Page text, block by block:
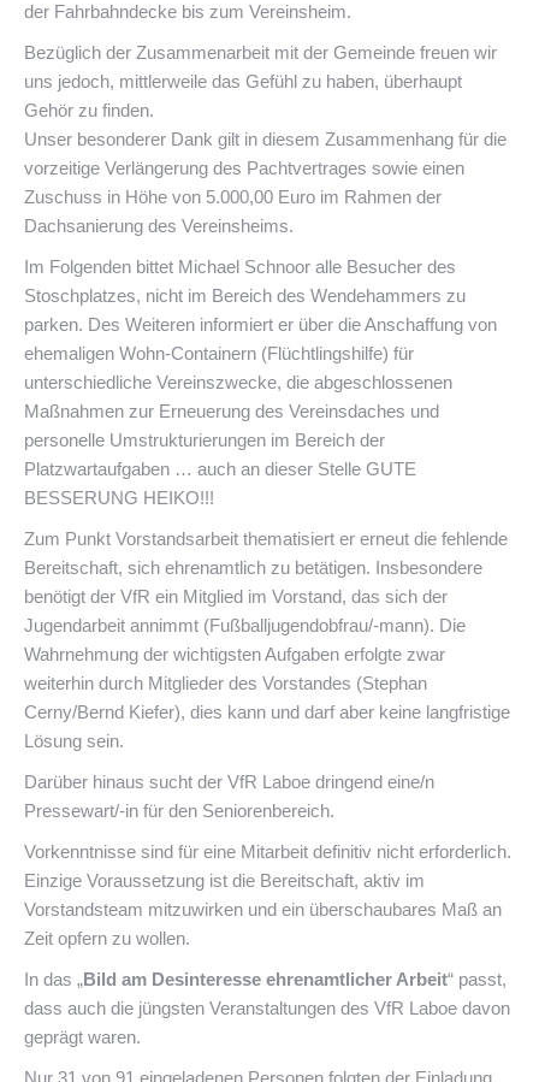
der Fahrbahndecke bis zum Vereinsheim.
Bezüglich der Zusammenarbeit mit der Gemeinde freuen wir
uns jedoch, mittlerweile das Gefühl zu haben, überhaupt
Gehör zu finden.
Unser besonderer Dank gilt in diesem Zusammenhang für die
vorzeitige Verlängerung des Pachtvertrages sowie einen
Zuschuss in Höhe von 5.000,00 Euro im Rahmen der
Dachsanierung des Vereinsheims.
Im Folgenden bittet Michael Schnoor alle Besucher des
Stoschplatzes, nicht im Bereich des Wendehammers zu
parken. Des Weiteren informiert er über die Anschaffung von
ehemaligen Wohn-Containern (Flüchtlingshilfe) für
unterschiedliche Vereinszwecke, die abgeschlossenen
Maßnahmen zur Erneuerung des Vereinsdaches und
personelle Umstrukturierungen im Bereich der
Platzwartaufgaben … auch an dieser Stelle GUTE
BESSERUNG HEIKO!!!
Zum Punkt Vorstandsarbeit thematisiert er erneut die fehlende
Bereitschaft, sich ehrenamtlich zu betätigen. Insbesondere
benötigt der VfR ein Mitglied im Vorstand, das sich der
Jugendarbeit annimmt (Fußballjugendobfrau/-mann). Die
Wahrnehmung der wichtigsten Aufgaben erfolgte zwar
weiterhin durch Mitglieder des Vorstandes (Stephan
Cerny/Bernd Kiefer), dies kann und darf aber keine langfristige
Lösung sein.
Darüber hinaus sucht der VfR Laboe dringend eine/n
Pressewart/-in für den Seniorenbereich.
Vorkenntnisse sind für eine Mitarbeit definitiv nicht erforderlich.
Einzige Voraussetzung ist die Bereitschaft, aktiv im
Vorstandsteam mitzuwirken und ein überschaubares Maß an
Zeit opfern zu wollen.
In das „Bild am Desinteresse ehrenamtlicher Arbeit“ passt,
dass auch die jüngsten Veranstaltungen des VfR Laboe davon
geprägt waren.
Nur 31 von 91 eingeladenen Personen folgten der Einladung